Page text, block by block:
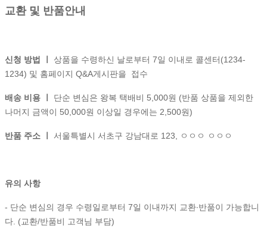
교환 및 반품안내
신청 방법 ㅣ 상품을 수령하신 날로부터 7일 이내로 콜센터(1234-
1234) 및 홈페이지 Q&A게시판을 접수
배송 비용 ㅣ
단순 변심은 왕복 택배비 5,000원 (반품 상품을 제외한
나머지 금액이 50,000원 이상일 경우에는 2,500원)
반품 주소 ㅣ 서울특별시 서초구 강남대로 123, ㅇㅇㅇ ㅇㅇㅇ
유의 사항
- 단순 변심의 경우 수령일로부터 7일 이내까지 교환∙반품이 가능합니
다. (교환/반품비 고객님 부담)